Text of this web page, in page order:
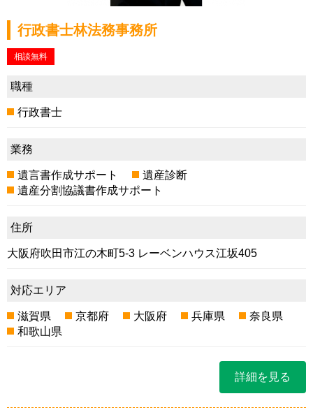
行政書士林法務事務所
相談無料
職種
行政書士
業務
遺言書作成サポート
遺産診断
遺産分割協議書作成サポート
住所
大阪府吹田市江の木町5-3 レーベンハウス江坂405
対応エリア
滋賀県 京都府 大阪府 兵庫県
奈良県
和歌山県
詳細を見る